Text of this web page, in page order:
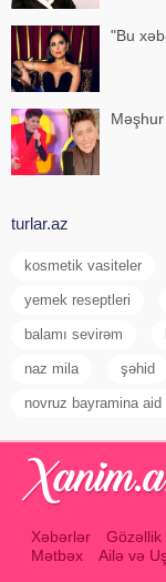
"Bu
turlar.az
kosmetik vasiteler
yemek reseptleri
balamı sevirəm
naz mila şəhid
novruz bayramina
Xəbərlər Gözəllik
Mətbəx
Ailə və